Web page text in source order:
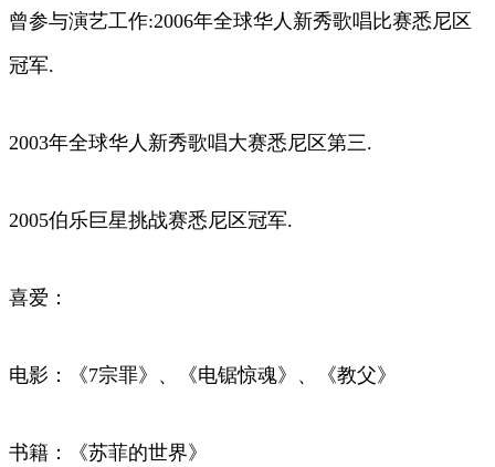
曾参与演艺工作:2006年全球华人新秀歌唱比赛悉尼区
冠军.
2003年全球华人新秀歌唱大赛悉尼区第三.
2005伯乐巨星挑战赛悉尼区冠军.
喜爱：
电影：《7宗罪》、《电锯惊魂》、《教父》
书籍：《苏菲的世界》